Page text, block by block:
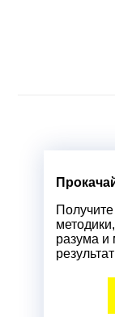
разума и